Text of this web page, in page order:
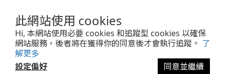
此網站使用 cookies
Hi, 本網站使用必要 cookies 和追蹤型 cookies 以確保
網站服務，後者將在獲得你的同意後才會執行追蹤。 了
解更多
設定偏好
同意並繼續